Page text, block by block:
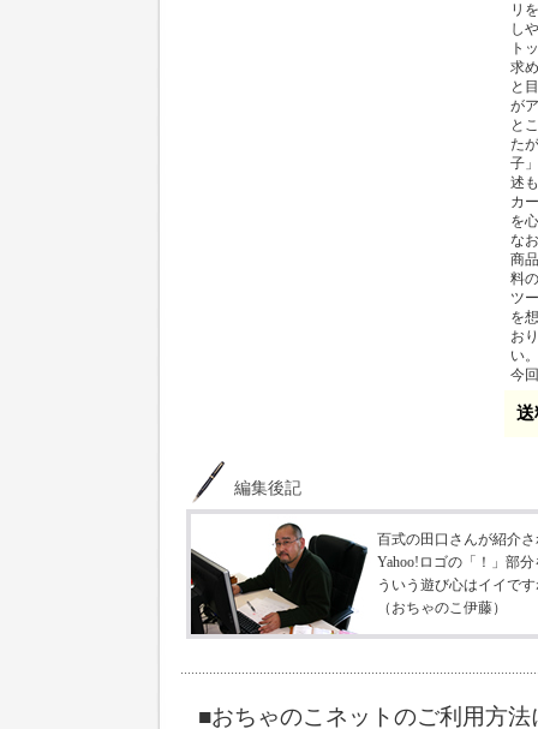
リ
し
ト
求
と
が
と
た
子
述
カ
を
な
商
料
ツ
を
お
い。
今
送
編集後記
百式の田口さんが紹介
Yahoo!ロゴの「！」部
ういう遊び心はイイで
（おちゃのこ伊藤）
■おちゃのこネットのご利用方